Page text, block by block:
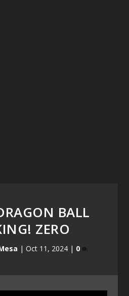
BALL
ZERO
| Oct 11, 2024| 0